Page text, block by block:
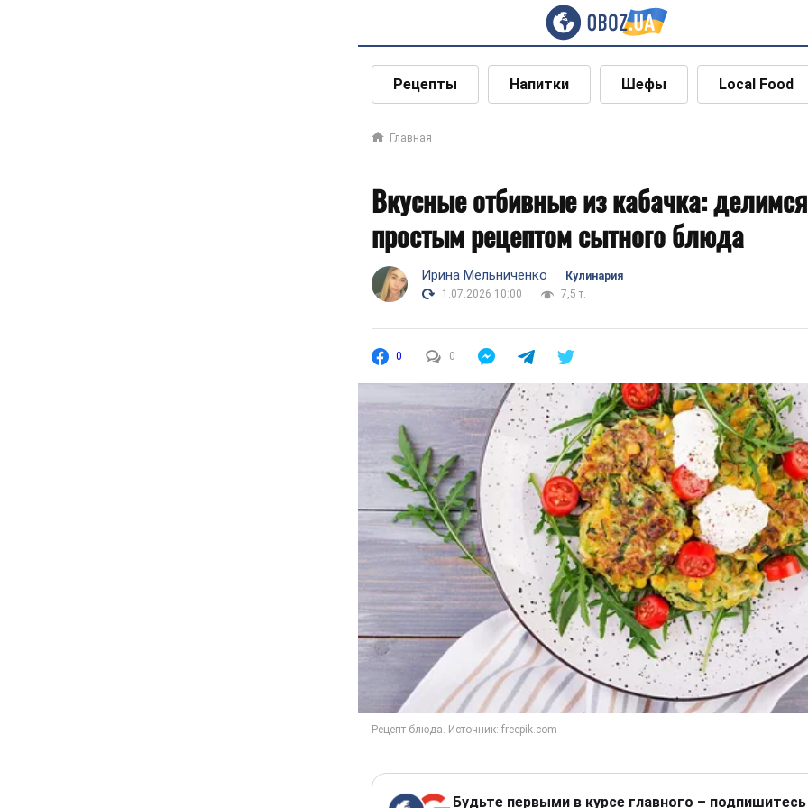
Рецепты Напитки Шефы Local Food
Главная
Вкусные отбивные из кабачка: делимся
простым рецептом сытного блюда
Ирина Мельниченко
Кулинария
1.07.2026 10:00
7,5 т.
0 0
Будьте первыми в курсе главного – подпишитесь